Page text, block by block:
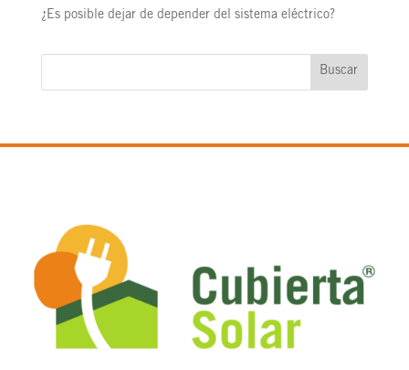
¿Es posible dejar de depender del sistema eléctrico?
Buscar